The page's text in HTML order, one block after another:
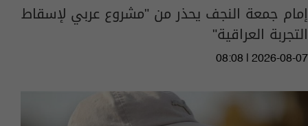
إمام جمعة النجف يحذر من "مشروع عربي لإسقاط
التجربة العراقية"
08:08 | 2026-08-07